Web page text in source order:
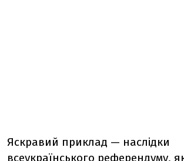
Яскравий приклад — наслідки
всеукраїнського референдуму,